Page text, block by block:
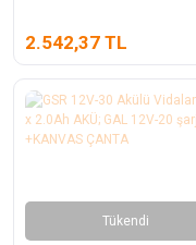
2.542,37 TL
Tükendi